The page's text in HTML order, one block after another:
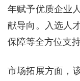
年赋予优质企业
献导向。入选人
保障等全方位支持
市场拓展方面，